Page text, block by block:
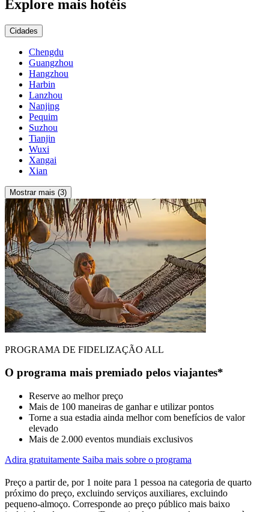
Explore mais hotéis
Cidades
Chengdu
Guangzhou
Hangzhou
Harbin
Lanzhou
Nanjing
Pequim
Suzhou
Tianjin
Wuxi
Xangai
Xian
Mostrar mais (3)
PROGRAMA DE FIDELIZAÇÃO ALL
O programa mais premiado pelos viajantes*
Reserve ao melhor preço
Mais de 100 maneiras de ganhar e utilizar pontos
Torne a sua estadia ainda melhor com benefícios de valor
elevado
Mais de 2.000 eventos mundiais exclusivos
Adira gratuitamente Saiba mais sobre o programa
Preço a partir de, por 1 noite para 1 pessoa na categoria de quarto
próximo do preço, excluindo serviços auxiliares, excluindo
pequeno-almoço. Corresponde ao preço público mais baixo